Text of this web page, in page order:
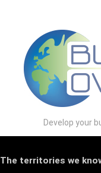
Develop your
The territories we